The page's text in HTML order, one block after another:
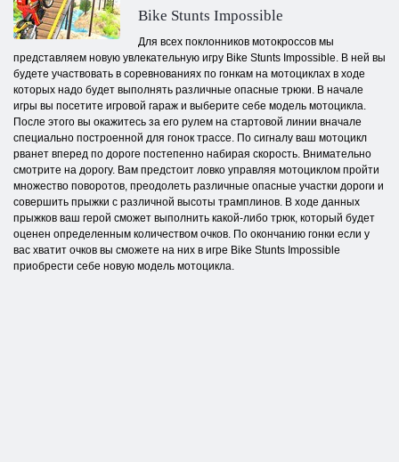
Bike Stunts Impossible
Для всех поклонников мотокроссов мы
представляем новую увлекательную игру Bike Stunts Impossible. В ней вы
будете участвовать в соревнованиях по гонкам на мотоциклах в ходе
которых надо будет выполнять различные опасные трюки. В начале
игры вы посетите игровой гараж и выберите себе модель мотоцикла.
После этого вы окажитесь за его рулем на стартовой линии вначале
специально построенной для гонок трассе. По сигналу ваш мотоцикл
рванет вперед по дороге постепенно набирая скорость. Внимательно
смотрите на дорогу. Вам предстоит ловко управляя мотоциклом пройти
множество поворотов, преодолеть различные опасные участки дороги и
совершить прыжки с различной высоты трамплинов. В ходе данных
прыжков ваш герой сможет выполнить какой-либо трюк, который будет
оценен определенным количеством очков. По окончанию гонки если у
вас хватит очков вы сможете на них в игре Bike Stunts Impossible
приобрести себе новую модель мотоцикла.